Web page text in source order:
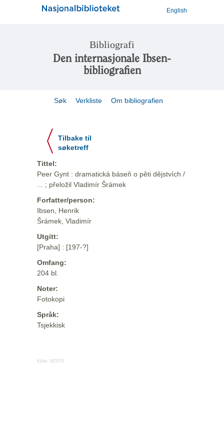
English
Bibliografi
Den internasjonale Ibsen-
bibliografien
Søk Verkliste Om bibliografien
Tilbake til
søketreff
Tittel:
Peer Gynt : dramatická báseň o pěti dějstvích /
... ; přeložil Vladimír Šrámek
Forfatter/person:
Ibsen, Henrik
Šrámek, Vladimír
Utgitt:
[Praha] : [197-?]
Omfang:
204 bl.
Noter:
Fotokopi
Språk:
Tsjekkisk
Kilde: MODS